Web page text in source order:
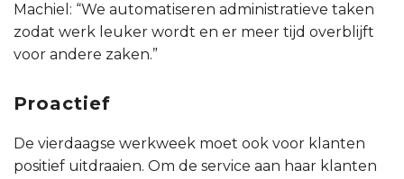
Machiel: “We automatiseren administratieve taken
zodat werk leuker wordt en er meer tijd overblijft
voor andere zaken.”
Proactief
De vierdaagse werkweek moet ook voor klanten
positief uitdraaien. Om de service aan haar klanten